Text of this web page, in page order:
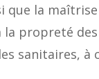
que la
propreté
sanitaires, à